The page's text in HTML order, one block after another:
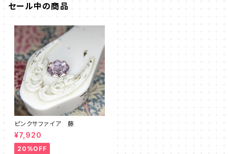
セール中の商品
ピンクサファイア 藤
¥7,920
20%OFF